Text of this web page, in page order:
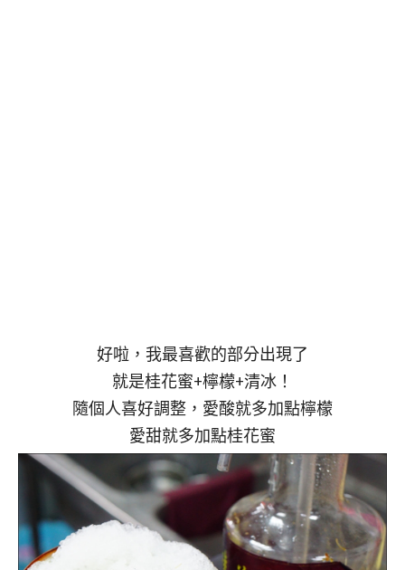
好啦，我最喜歡的部分出現了
就是桂花蜜+檸檬+清冰！
隨個人喜好調整，愛酸就多加點檸檬
愛甜就多加點桂花蜜